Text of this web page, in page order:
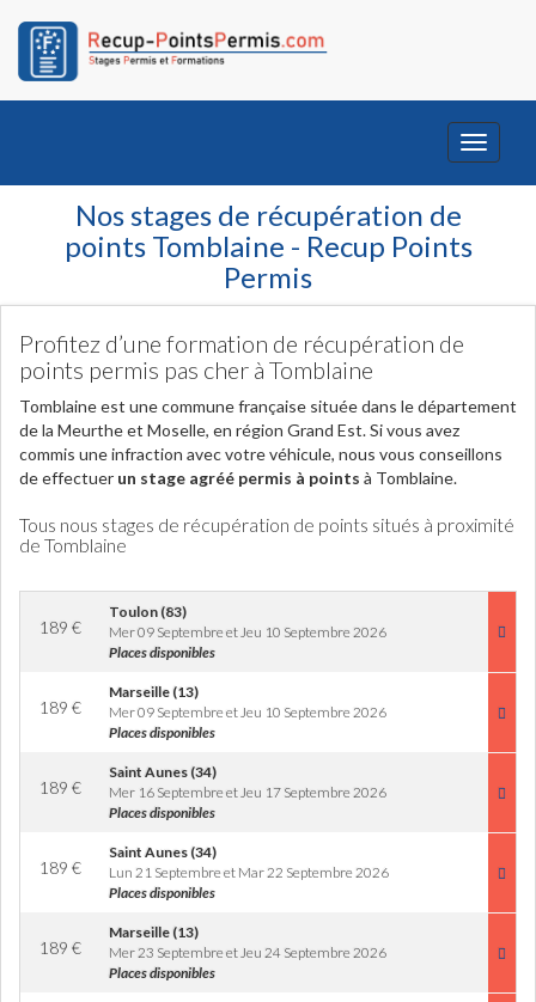
Toggle
Nos stages de récupération de
points Tomblaine - Recup Points
Permis
Profitez d’une formation de récupération de
points permis pas cher à Tomblaine
Tomblaine est une commune française située dans le département
de la Meurthe et Moselle, en région Grand Est. Si vous avez
commis une infraction avec votre véhicule, nous vous conseillons
de effectuer un stage agréé permis à points à Tomblaine.
Tous nous stages de récupération de points situés à proximité
de Tomblaine
189 €
Toulon (83)
Mer 09 Septembre et Jeu 10 Septembre 2026
Places disponibles
189 €
Marseille (13)
Mer 09 Septembre et Jeu 10 Septembre 2026
Places disponibles
189 €
Saint Aunes (34)
Mer 16 Septembre et Jeu 17 Septembre 2026
Places disponibles
189 €
Saint Aunes (34)
Lun 21 Septembre et Mar 22 Septembre 2026
Places disponibles
189 €
Marseille (13)
Mer 23 Septembre et Jeu 24 Septembre 2026
Places disponibles